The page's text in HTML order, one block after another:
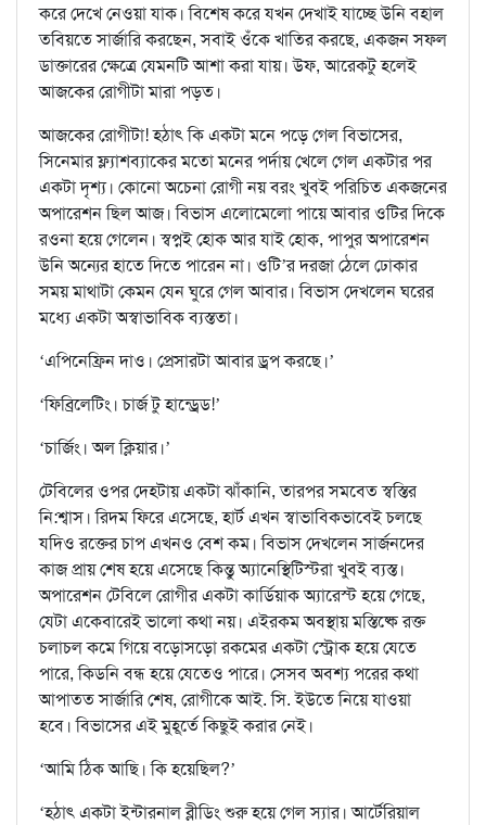
করে দেখে নেওয়া যাক। বিশেষ করে যখন দেখাই যাচ্ছে উনি বহাল
তবিয়তে সার্জারি করছেন, সবাই ওঁকে খাতির করছে, একজন সফল
ডাক্তারের ক্ষেত্রে যেমনটি আশা করা যায়। উফ, আরেকটু হলেই
আজকের রোগীটা মারা পড়ত।
আজকের রোগীটা! হঠাৎ কি একটা মনে পড়ে গেল বিভাসের,
সিনেমার ফ্ল্যাশব্যাকের মতো মনের পর্দায় খেলে গেল একটার পর
একটা দৃশ্য। কোনো অচেনা রোগী নয় বরং খুবই পরিচিত একজনের
অপারেশন ছিল আজ। বিভাস এলোমেলো পায়ে আবার ওটির দিকে
রওনা হয়ে গেলেন। স্বপ্নই হোক আর যাই হোক, পাপুর অপারেশন
উনি অন্যের হাতে দিতে পারেন না। ওটি’র দরজা ঠেলে ঢোকার
সময় মাথাটা কেমন যেন ঘুরে গেল আবার। বিভাস দেখলেন ঘরের
মধ্যে একটা অস্বাভাবিক ব্যস্ততা।
‘এপিনেফ্রিন দাও। প্রেসারটা আবার ড্রপ করছে।’
‘ফিব্রিলেটিং। চার্জ টু হান্ড্রেড!’
‘চার্জিং। অল ক্লিয়ার।’
টেবিলের ওপর দেহটায় একটা ঝাঁকানি, তারপর সমবেত স্বস্তির
নি:শ্বাস। রিদম ফিরে এসেছে, হার্ট এখন স্বাভাবিকভাবেই চলছে
যদিও রক্তের চাপ এখনও বেশ কম। বিভাস দেখলেন সার্জনদের
কাজ প্রায় শেষ হয়ে এসেছে কিন্তু অ্যানেস্থিটিস্টরা খুবই ব্যস্ত।
অপারেশন টেবিলে রোগীর একটা কার্ডিয়াক অ্যারেস্ট হয়ে গেছে,
যেটা একেবারেই ভালো কথা নয়। এইরকম অবস্থায় মস্তিষ্কে রক্ত
চলাচল কমে গিয়ে বড়োসড়ো রকমের একটা স্ট্রোক হয়ে যেতে
পারে, কিডনি বন্ধ হয়ে যেতেও পারে। সেসব অবশ্য পরের কথা
আপাতত সার্জারি শেষ, রোগীকে আই. সি. ইউতে নিয়ে যাওয়া
হবে। বিভাসের এই মুহূর্তে কিছুই করার নেই।
‘আমি ঠিক আছি। কি হয়েছিল?’
‘হঠাৎ একটা ইন্টারনাল ব্লীডিং শুরু হয়ে গেল স্যার। আর্টেরিয়াল